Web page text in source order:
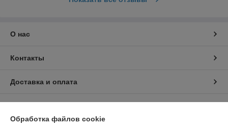
О нас
Контакты
Доставка и оплата
Обработка файлов cookie